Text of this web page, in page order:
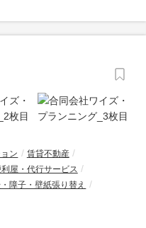
ン
賃貸不動産
屋・代行サービス
障子・壁紙張り替え